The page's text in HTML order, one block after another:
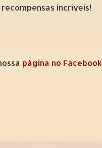
incríveis!
página no Facebook